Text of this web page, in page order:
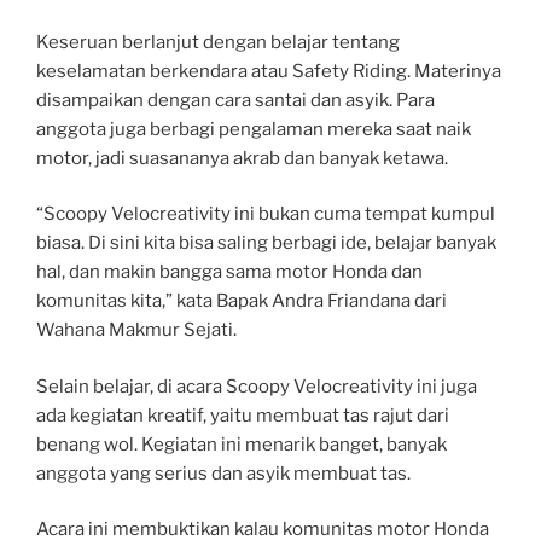
Keseruan berlanjut dengan belajar tentang
keselamatan berkendara atau Safety Riding. Materinya
disampaikan dengan cara santai dan asyik. Para
anggota juga berbagi pengalaman mereka saat naik
motor, jadi suasananya akrab dan banyak ketawa.
“Scoopy Velocreativity ini bukan cuma tempat kumpul
biasa. Di sini kita bisa saling berbagi ide, belajar banyak
hal, dan makin bangga sama motor Honda dan
komunitas kita,” kata Bapak Andra Friandana dari
Wahana Makmur Sejati.
Selain belajar, di acara Scoopy Velocreativity ini juga
ada kegiatan kreatif, yaitu membuat tas rajut dari
benang wol. Kegiatan ini menarik banget, banyak
anggota yang serius dan asyik membuat tas.
Acara ini membuktikan kalau komunitas motor Honda